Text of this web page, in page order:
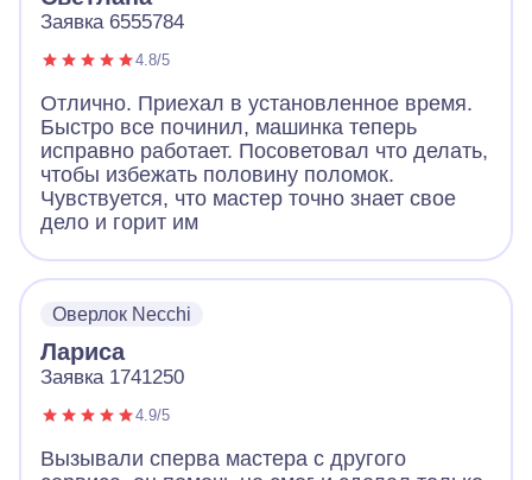
Заявка 6555784
4.8/5
Отлично. Приехал в установленное время.
Быстро все починил, машинка теперь
исправно работает. Посоветовал что делать,
чтобы избежать половину поломок.
Чувствуется, что мастер точно знает свое
дело и горит им
Оверлок Necchi
Лариса
Заявка 1741250
4.9/5
Вызывали сперва мастера с другого